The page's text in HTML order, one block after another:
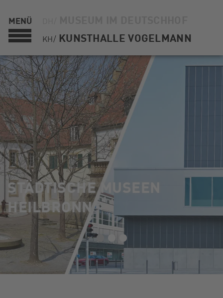
MENÜ
KH/ KUNSTHALLE VOGELMANN
STÄDTISCHE MUSEEN
HEILBRONN